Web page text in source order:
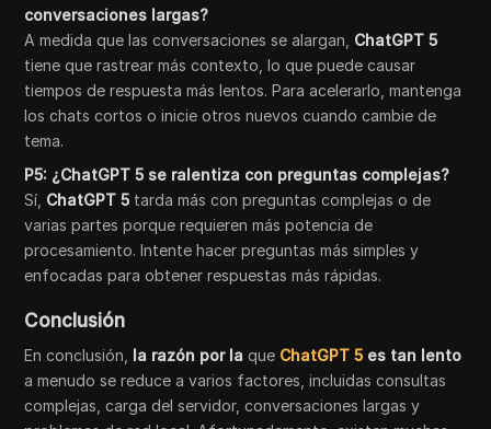
conversaciones largas?
A medida que las conversaciones se alargan, ChatGPT 5
tiene que rastrear más contexto, lo que puede causar
tiempos de respuesta más lentos. Para acelerarlo, mantenga
los chats cortos o inicie otros nuevos cuando cambie de
tema.
P5: ¿ChatGPT 5 se ralentiza con preguntas complejas?
Sí, ChatGPT 5 tarda más con preguntas complejas o de
varias partes porque requieren más potencia de
procesamiento. Intente hacer preguntas más simples y
enfocadas para obtener respuestas más rápidas.
Conclusión
En conclusión, la razón por laque ChatGPT 5 es tan lento
a menudo se reduce a varios factores, incluidas consultas
complejas, carga del servidor, conversaciones largas y